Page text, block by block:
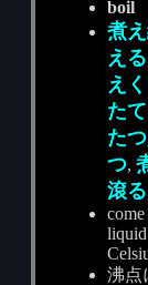
boil
煮
える
え
た
たつ
つ,
滾る
liquid
沸点